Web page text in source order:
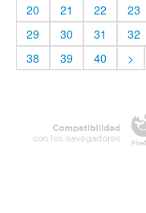
20
21 22 23
29
30 31 32
38
39 40 >